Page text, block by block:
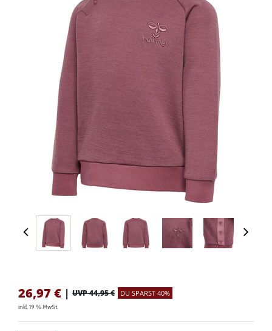
26,97 € | UVP 44,95 € DU SPARST 40%
inkl. 19 % MwSt.